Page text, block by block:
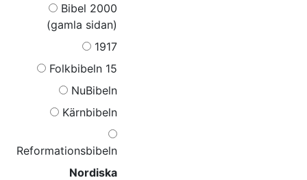
Bibel 2000
(gamla sidan)
1917
Folkbibeln 15
NuBibeln
Kärnbibeln
Reformationsbibeln
Nordiska